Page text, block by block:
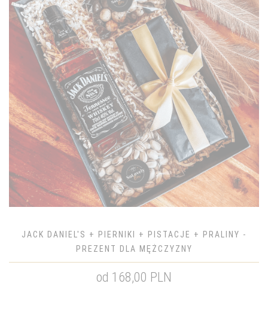
JACK DANIEL'S + PIERNIKI + PISTACJE + PRALINY -
PREZENT DLA MĘŻCZYZNY
od 168,00 PLN